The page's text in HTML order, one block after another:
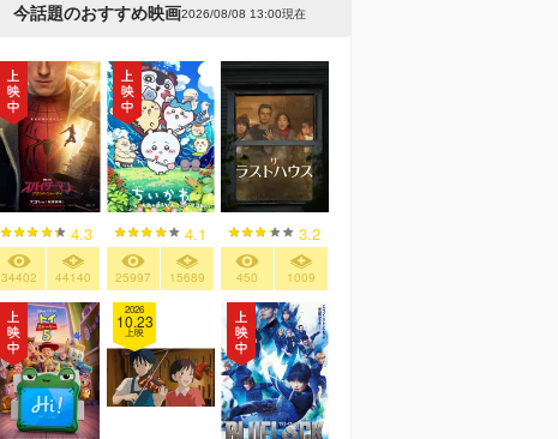
今話題のおすすめ映画2026/08/08 13:00現在
4.3
34402 44140
4.1
25997 15689
3.2
450 1009
2026
10.23
上映